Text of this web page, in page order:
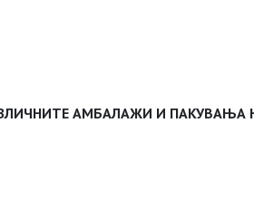
АМБАЛАЖИ И ПАКУВАЊА